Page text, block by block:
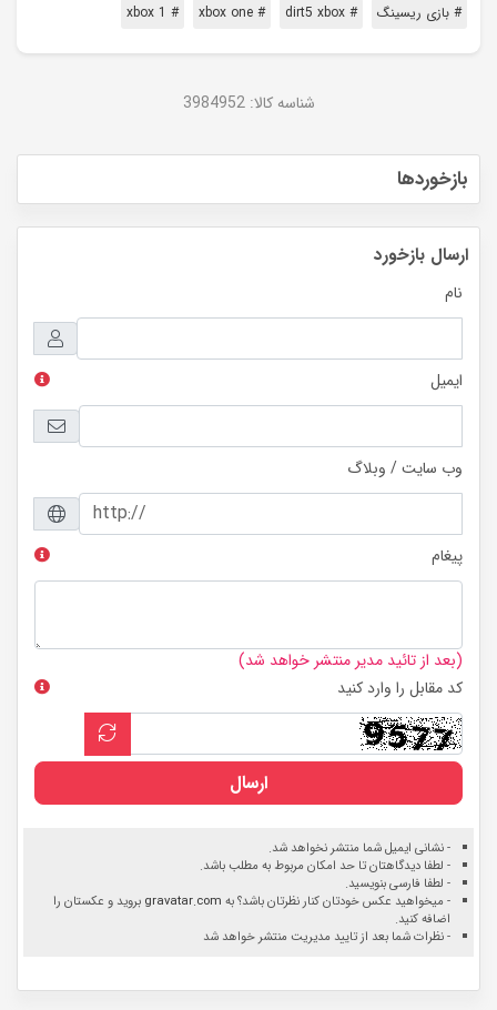
# بازی ریسینگ
# dirt5 xbox
# xbox one
# xbox 1
شناسه کالا:3984952
بازخوردها
ارسال بازخورد
نام
ایمیل
وب سایت / وبلاگ
پیغام
(بعد از تائید مدیر منتشر خواهد شد)
کد مقابل را وارد کنید
ارسال
- نشانی ایمیل شما منتشر نخواهد شد.
- لطفا دیدگاهتان تا حد امکان مربوط به مطلب باشد.
- لطفا فارسی بنویسید.
- میخواهید عکس خودتان کنار نظرتان باشد؟ به gravatar.com بروید و عکستان را
اضافه کنید.
- نظرات شما بعد از تایید مدیریت منتشر خواهد شد